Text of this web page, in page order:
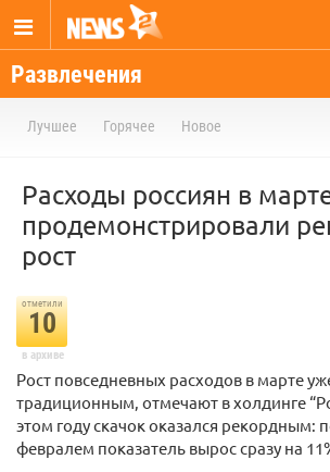
Развлечения
Лучшее Горячее Новое
Расходы россиян в
продемонстрировали
рост
отметили
10
в архиве
Рост повседневных расходов в марте
традиционным, отмечают в холдинге
этом году скачок оказался рекордным:
февралем показатель вырос сразу на